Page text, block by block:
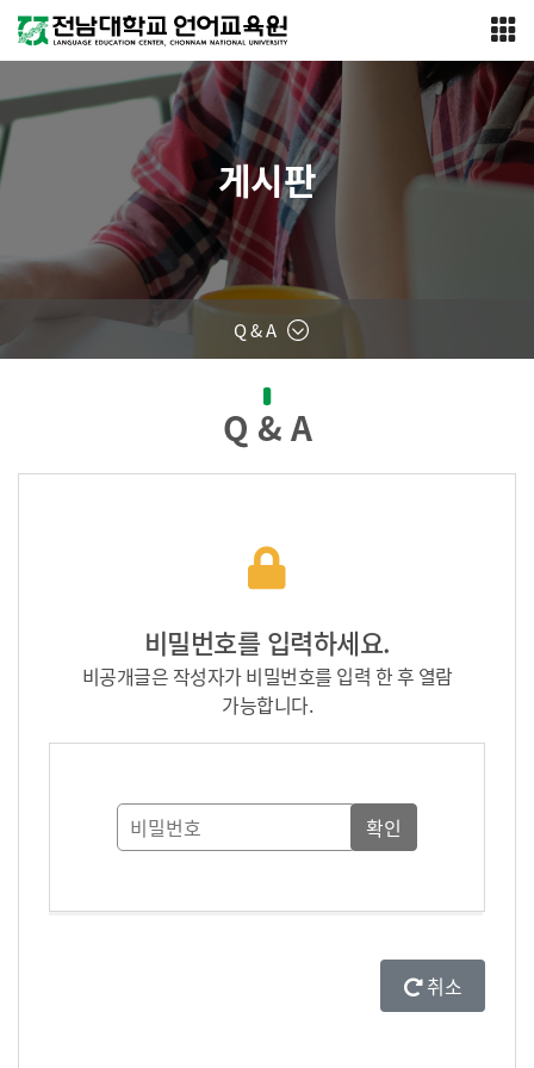
Q & A
게시판
Q & A
비밀번호를 입력하세요.
비공개글은 작성자가 비밀번호를 입력 한 후 열람
가능합니다.
취소